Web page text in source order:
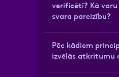
verificēti? Kā
svara pareizību?
Pēc kādiem
izvēlās atkritumu